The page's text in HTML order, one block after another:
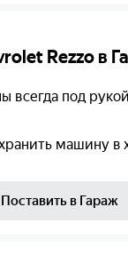
Rezzo в
всегда под рукой
машину в
Поставить в Гараж